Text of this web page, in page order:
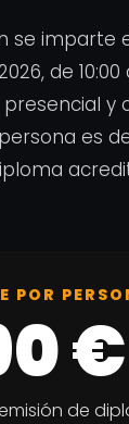
se imparte
de 10:00
y
es
POR
€
de